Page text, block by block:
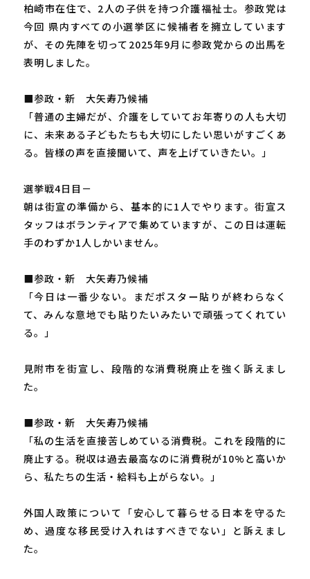
柏崎市在住で、2人の子供を持つ介護福祉士。参政党は
今回 県内すべての小選挙区に候補者を擁立しています
が、その先陣を切って2025年9月に参政党からの出馬を
表明しました。
■参政・新 大矢寿乃候補
「普通の主婦だが、介護をしていてお年寄りの人も大切
に、未来ある子どもたちも大切にしたい思いがすごくあ
る。皆様の声を直接聞いて、声を上げていきたい。」
選挙戦4日目－
朝は街宣の準備から、基本的に1人でやります。街宣ス
タッフはボランティアで集めていますが、この日は運転
手のわずか1人しかいません。
■参政・新 大矢寿乃候補
「今日は一番少ない。まだポスター貼りが終わらなく
て、みんな意地でも貼りたいみたいで頑張ってくれてい
る。」
見附市を街宣し、段階的な消費税廃止を強く訴えまし
た。
■参政・新 大矢寿乃候補
「私の生活を直接苦しめている消費税。これを段階的に
廃止する。税収は過去最高なのに消費税が10%と高いか
ら、私たちの生活・給料も上がらない。」
外国人政策について「安心して暮らせる日本を守るた
め、過度な移民受け入れはすべきでない」と訴えまし
た。